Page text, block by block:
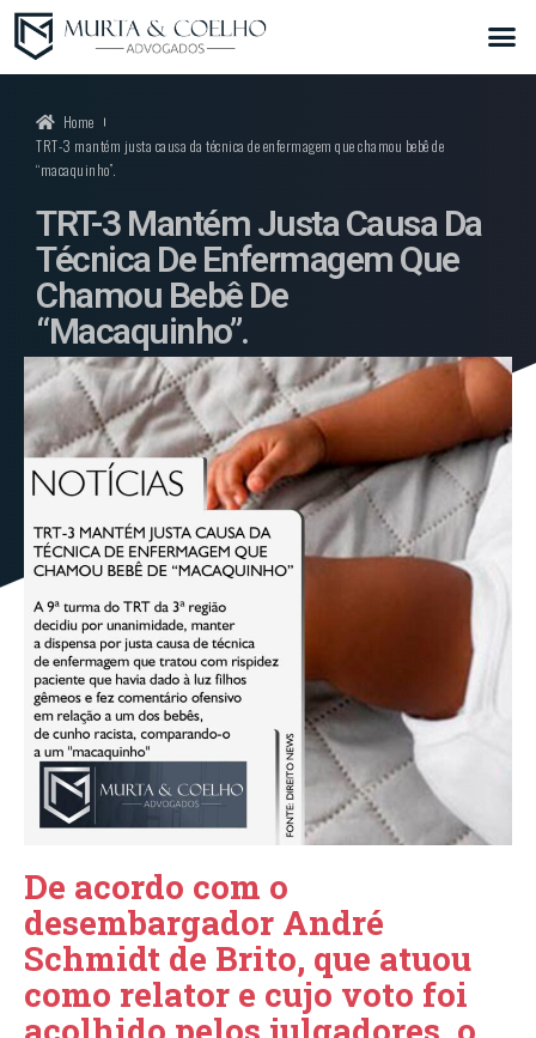
Home
TRT-3 mantém justa causa da técnica de enfermagem que chamou bebê de
“macaquinho”.
TRT-3 Mantém Justa Causa Da
Técnica De Enfermagem Que
Chamou Bebê De
“macaquinho”.
De acordo com o
desembargador André
Schmidt de Brito, que atuou
como relator e cujo voto foi